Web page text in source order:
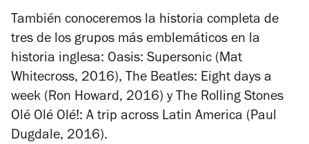
También conoceremos la historia completa de
tres de los grupos más emblemáticos en la
historia inglesa: Oasis: Supersonic (Mat
Whitecross, 2016), The Beatles: Eight days a
week (Ron Howard, 2016) y The Rolling Stones
Olé Olé Olé!: A trip across Latin America (Paul
Dugdale, 2016).